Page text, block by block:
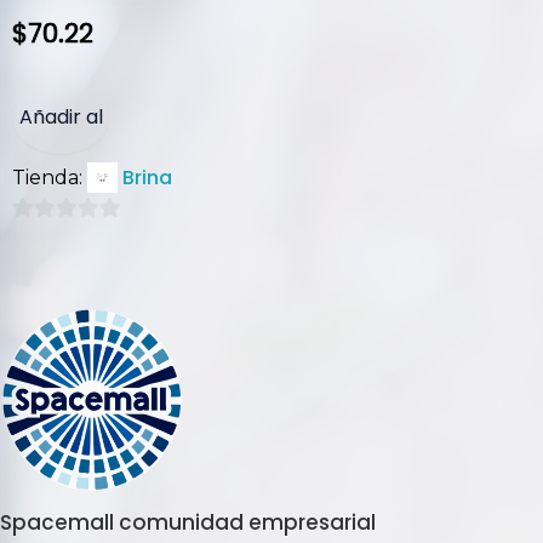
$70.22
Añadir al
carrito
Tienda: Brina
Spacemall comunidad empresarial